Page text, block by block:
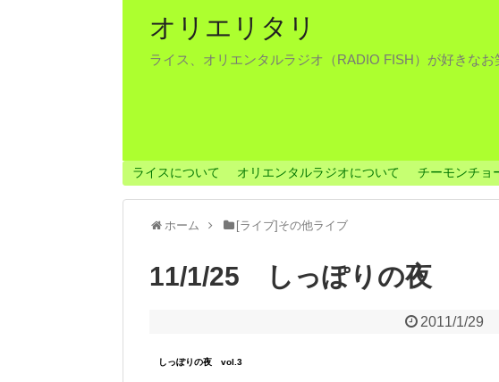
オリエリタリ
ライス、オリエンタルラジオ（RADIO FISH）が好きな
ライスについて オリエンタルラジオについて チーモンチョ
ホーム [ライブ]その他ライブ
11/1/25 しっぽりの夜
2011/1/29
しっぽりの夜 vol.3